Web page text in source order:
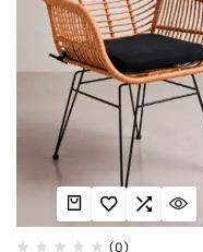
(0)